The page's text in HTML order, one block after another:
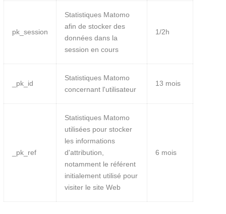
pk_session
Statistiques Matomo
afin de stocker des
données dans la
session en cours
1/2h
_pk_id
Statistiques Matomo
concernant l'utilisateur
13 mois
_pk_ref
Statistiques Matomo
utilisées pour stocker
les informations
d'attribution,
notamment le référent
initialement utilisé pour
visiter le site Web
6 mois